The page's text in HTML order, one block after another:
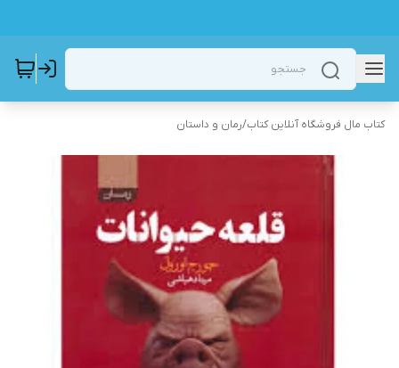
کتاب مال فروشگاه آنلاین کتاب/رمان و داستان